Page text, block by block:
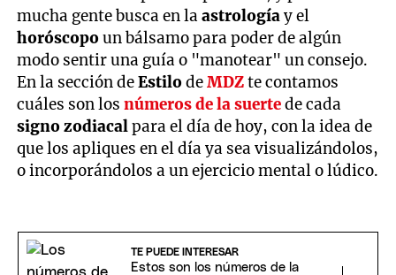
mucha gente busca en laastrologíay el
horóscopoun bálsamo para poder de algún
modo sentir una guía o "manotear" un consejo.
En la sección deEstilodeMDZte contamos
cuáles son losnúmeros de la suertede cada
signo zodiacalpara el día de hoy, con la idea de
que los apliques en el día ya sea visualizándolos,
o incorporándolos a un ejercicio mental o lúdico.
TE PUEDE INTERESAR
Estos son los números de la